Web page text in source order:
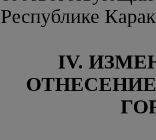
Республике
IV.